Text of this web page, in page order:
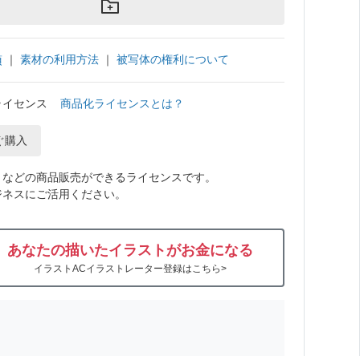
｜ 素材の利用方法 ｜ 被写体の権利について
センス 商品化ライセンスとは？
購入
どの商品販売ができるライセンスです。
スにご活用ください。
あなたの描いたイラストがお金になる
イラストACイラストレーター登録はこちら>